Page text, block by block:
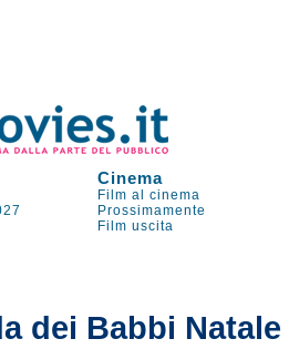
Cinema
Film al cinema
Prossimamente
Film uscita
dei Babbi Natale